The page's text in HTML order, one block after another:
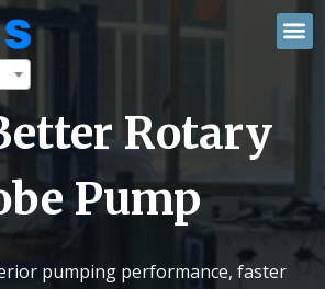
Rotary
Pump
pumping performance, faster